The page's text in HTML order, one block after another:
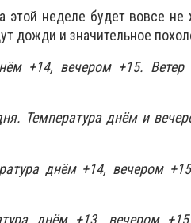
этой неделе будет вовсе не
дожди и значительное
+14, вечером +15. Ветер
Температура днём и
днём +14, вечером
днём +13, вечером